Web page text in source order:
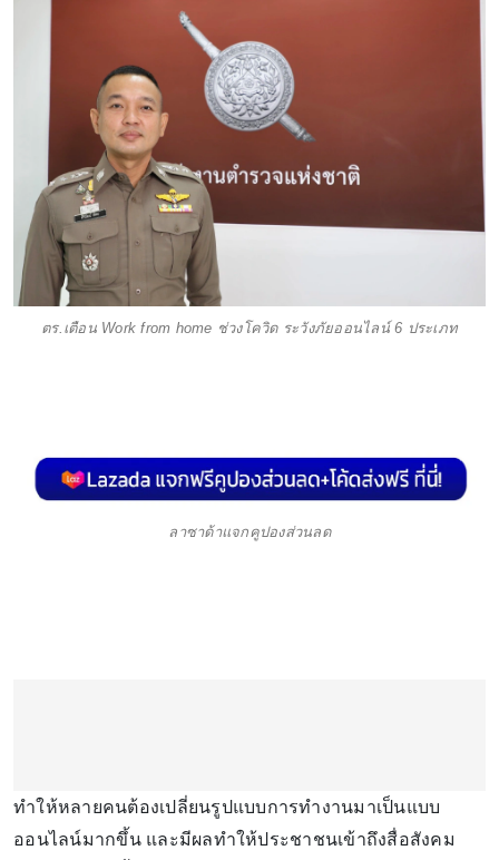
ตร.เตือน Work from home ช่วงโควิด ระวังภัยออนไลน์ 6 ประเภท
ลาซาด้าแจกคูปองส่วนลด
ทำให้หลายคนต้องเปลี่ยนรูปแบบการทำงานมาเป็นแบบ
ออนไลน์มากขึ้น และมีผลทำให้ประชาชนเข้าถึงสื่อสังคม